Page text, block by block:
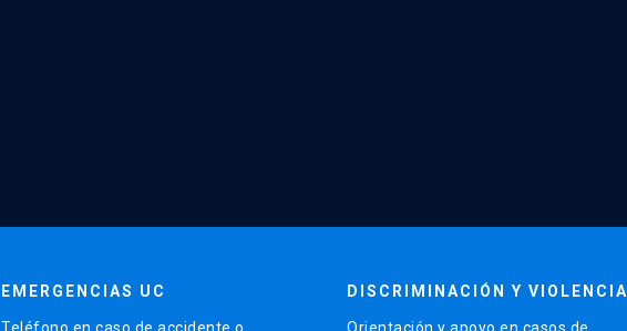
EMERGENCIAS UC DISCRIMINACIÓN Y VIOLENCIA